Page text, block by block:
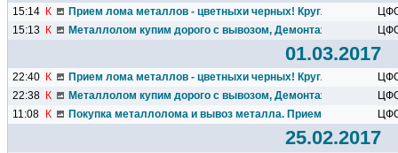
15:14 К Прием лома металлов - цветныхи черных! Круглосуточный
15:13
К Металлолом купим дорого с вывозом, Демонтажные работы!
01.03.2017
22:40 К Прием лома металлов - цветныхи черных! Круглосуточный
22:38 К Металлолом купим дорого с вывозом, Демонтажные работы!
11:08
К Покупка металлолома и вывоз металла. Прием металлолома
25.02.2017